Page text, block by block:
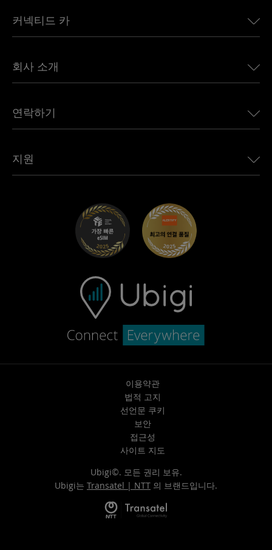
유럽용 eSIM
캐나다용 eSIM
아프리카용 eSIM
모든 목적지 보기
커넥티드 카
Land Rover용 Ubigi
Jeep용 Ubigi
Mini용 Ubigi
Maserati용 Ubigi
회사 소개
언론에 소개된 Ubigi
Ubigi 앱
연락하기
제휴 프로그램
지원
이용약관
법적 고지
선언문 쿠키
보안
접근성
사이트 지도
Ubigi©. 모든 권리 보유.
Ubigi는 Transatel | NTT 의 브랜드입니다.